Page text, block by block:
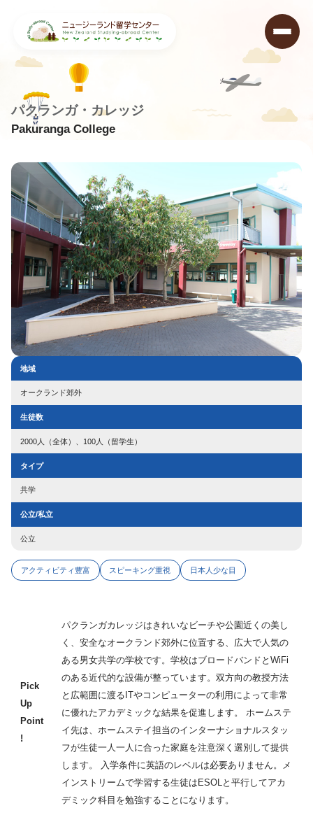
Pakuranga College
パクランガ・カレッジ
ニュージーランド留学センター
地域
オークランド郊外
生徒数
2000人（全体）、100人（留学生）
タイプ
共学
公立/私立
公立
アクティビティ豊富 スピーキング重視 日本人少な目
Pick
Up
Point
!
パクランガカレッジはきれいなビーチや公園近くの美し
く、安全なオークランド郊外に位置する、広大で人気の
ある男女共学の学校です。学校はブロードバンドとWiFi
のある近代的な設備が整っています。双方向の教授方法
と広範囲に渡るITやコンピューターの利用によって非常
に優れたアカデミックな結果を促進します。 ホームステ
イ先は、ホームステイ担当のインターナショナルスタッ
フが生徒一人一人に合った家庭を注意深く選別して提供
します。 入学条件に英語のレベルは必要ありません。メ
インストリームで学習する生徒はESOLと平行してアカ
デミック科目を勉強することになります。